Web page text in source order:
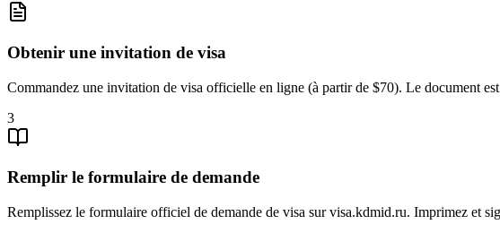
Obtenir une invitation de visa
Commandez une invitation de visa officielle en ligne (à partir de $70). Le document
3
Remplir le formulaire de demande
Remplissez le formulaire officiel de demande de visa sur visa.kdmid.ru. Imprimez et